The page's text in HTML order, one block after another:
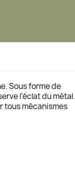
Sous forme de
l’éclat du métal.
tous mécanismes